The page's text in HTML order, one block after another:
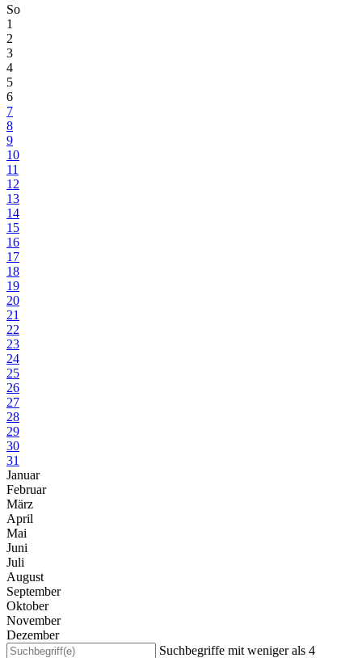
So
1
2
3
4
5
6
7
8
9
10
11
12
13
14
15
16
17
18
19
20
21
22
23
24
25
26
27
28
29
30
31
Januar
Februar
März
April
Mai
Juni
Juli
August
September
Oktober
November
Dezember
Suchbegriffe mit weniger als 4